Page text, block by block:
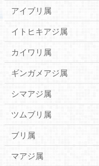
アイブリ属
イトヒキアジ属
カイワリ属
ギンガメアジ属
シマアジ属
ツムブリ属
ブリ属
マアジ属